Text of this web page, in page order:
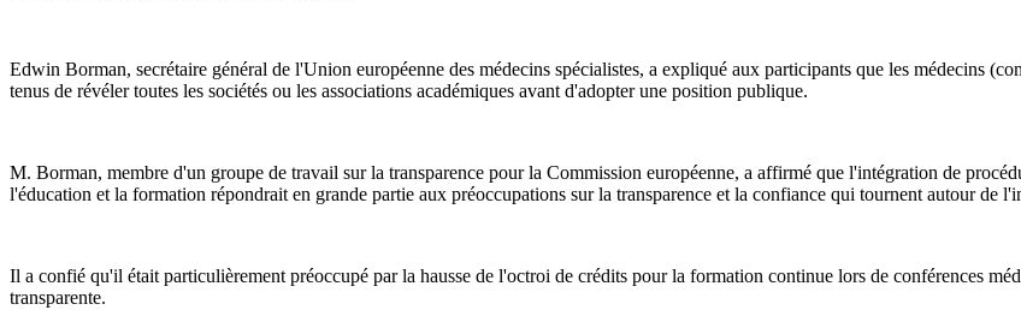
Edwin Borman, secrétaire général de l'Union européenne des médecins spécialistes, a expliqué aux participants que les médecins
tenus de révéler toutes les sociétés ou les associations académiques avant d'adopter une position publique.
M. Borman, membre d'un groupe de travail sur la transparence pour la Commission européenne, a affirmé que l'intégration de
l'éducation et la formation répondrait en grande partie aux préoccupations sur la transparence et la confiance qui tournent autour de
Il a confié qu'il était particulièrement préoccupé par la hausse de l'octroi de crédits pour la formation continue lors de conférences
transparente.